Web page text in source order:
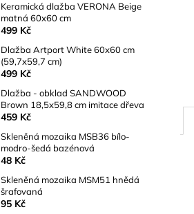
Keramická dlažba VERONA Beige
matná 60x60 cm
499 Kč
Dlažba Artport White 60x60 cm
(59,7x59,7 cm)
499 Kč
Dlažba - obklad SANDWOOD
Brown 18,5x59,8 cm imitace dřeva
459 Kč
Skleněná mozaika MSB36 bílo-
modro-šedá bazénová
48 Kč
Skleněná mozaika MSM51 hnědá
šrafovaná
95 Kč